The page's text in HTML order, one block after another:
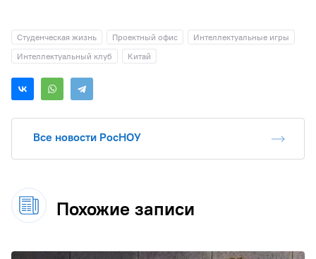
Студенческая жизнь Проектный офис
Интеллектуальные игры
Интеллектуальный клуб
Китай
Все новости РосНОУ
Похожие записи